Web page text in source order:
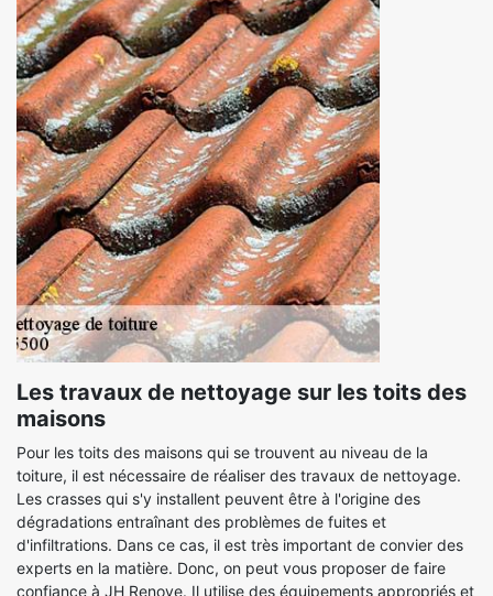
Les travaux de nettoyage sur les toits des
maisons
Pour les toits des maisons qui se trouvent au niveau de la
toiture, il est nécessaire de réaliser des travaux de nettoyage.
Les crasses qui s'y installent peuvent être à l'origine des
dégradations entraînant des problèmes de fuites et
d'infiltrations. Dans ce cas, il est très important de convier des
experts en la matière. Donc, on peut vous proposer de faire
confiance à JH Renove. Il utilise des équipements appropriés et